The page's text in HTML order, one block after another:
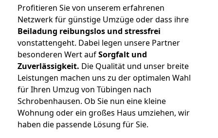
Profitieren Sie von unserem erfahrenen
Netzwerk für günstige Umzüge oder dass ihre
Beiladung reibungslos und stressfrei
vonstattengeht. Dabei legen unsere Partner
besonderen Wert aufSorgfalt und
Zuverlässigkeit. Die Qualität und unser breite
Leistungen machen uns zu der optimalen Wahl
für Ihren Umzug von Tübingen nach
Schrobenhausen. Ob Sie nun eine kleine
Wohnung oder ein großes Haus umziehen, wir
haben die passende Lösung für Sie.